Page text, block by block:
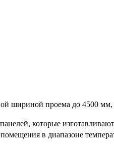
шириной проема до 4500
которые
в диапазоне